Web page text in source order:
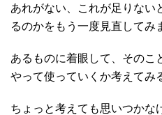
あれがない、これが足りない
るのかをもう一度見直してみ
あるものに着眼して、そのこ
やって使っていくか考えてみ
ちょっと考えても思いつかな